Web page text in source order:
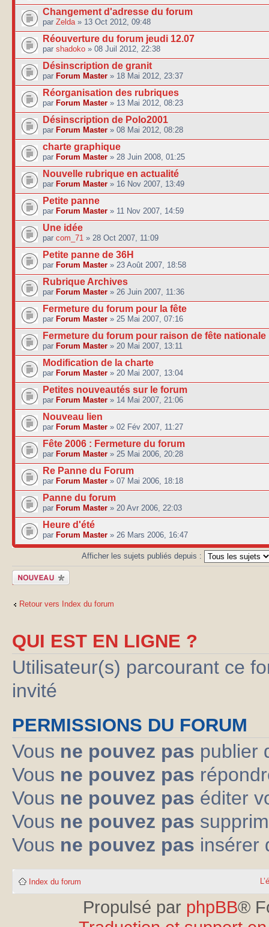
Changement d'adresse du forum
par Zelda » 13 Oct 2012, 09:48
Réouverture du forum jeudi 12.07
par shadoko » 08 Juil 2012, 22:38
Désinscription de granit
par Forum Master » 18 Mai 2012, 23:37
Réorganisation des rubriques
par Forum Master » 13 Mai 2012, 08:23
Désinscription de Polo2001
par Forum Master » 08 Mai 2012, 08:28
charte graphique
par Forum Master » 28 Juin 2008, 01:25
Nouvelle rubrique en actualité
par Forum Master » 16 Nov 2007, 13:49
Petite panne
par Forum Master » 11 Nov 2007, 14:59
Une idée
par com_71 » 28 Oct 2007, 11:09
Petite panne de 36H
par Forum Master » 23 Août 2007, 18:58
Rubrique Archives
par Forum Master » 26 Juin 2007, 11:36
Fermeture du forum pour la fête
par Forum Master » 25 Mai 2007, 07:16
Fermeture du forum pour raison de fête nationale
par Forum Master » 20 Mai 2007, 13:11
Modification de la charte
par Forum Master » 20 Mai 2007, 13:04
Petites nouveautés sur le forum
par Forum Master » 14 Mai 2007, 21:06
Nouveau lien
par Forum Master » 02 Fév 2007, 11:27
Fête 2006 : Fermeture du forum
par Forum Master » 25 Mai 2006, 20:28
Re Panne du Forum
par Forum Master » 07 Mai 2006, 18:18
Panne du forum
par Forum Master » 20 Avr 2006, 22:03
Heure d'été
par Forum Master » 26 Mars 2006, 16:47
Afficher les sujets publiés depuis :
Publier un
nouveau sujet
Retour vers Index du forum
QUI EST EN LIGNE ?
Utilisateur(s) parcourant ce
invité
PERMISSIONS DU FORUM
Vous ne pouvez pas publier
Vous ne pouvez pas
Vous ne pouvez pas éditer
Vous ne pouvez pas
Vous ne pouvez pas insérer
Index du forum
Propulsé par phpBB®